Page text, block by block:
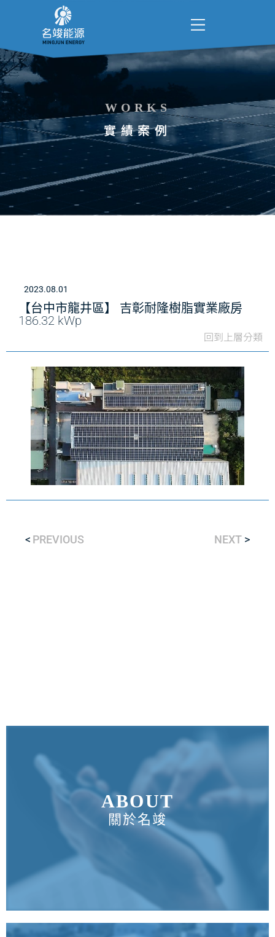
WORKS
實績案例
2023.08.01
【台中市龍井區】 吉彰耐隆樹脂實業廠房
186.32 kWp
回到上層分類
NEXT
PREVIOUS
ABOUT
關於名竣